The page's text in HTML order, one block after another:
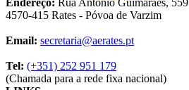
4570-415 Rates - Póvoa de Varzim
Email: secretaria@aerates.pt
Tel: (+351) 252 951 179
(Chamada para a rede fixa nacional)